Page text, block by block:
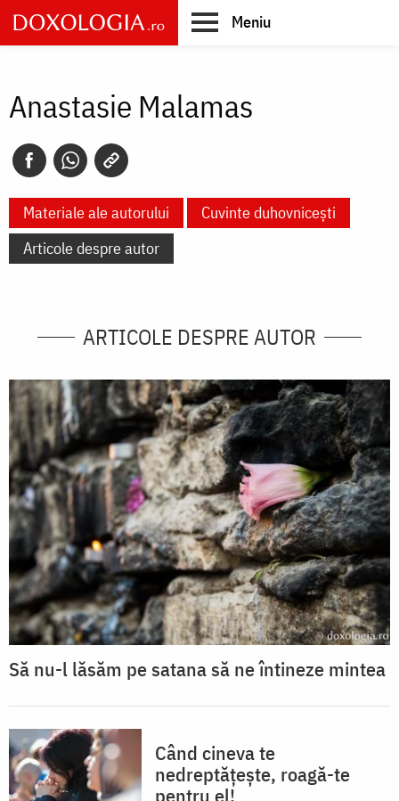
Skip
to
main
Meniu
Anastasie Malamas
Materiale ale autorului
Cuvinte duhovnicești
Articole despre autor
ARTICOLE DESPRE AUTOR
Să nu-l lăsăm pe satana să ne întineze mintea
Când cineva te
nedreptățește, roagă-te
pentru el!